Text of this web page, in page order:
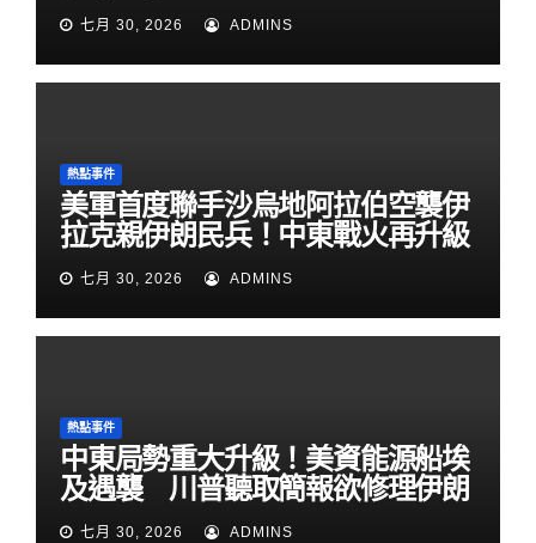
七月 30, 2026 ADMINS
熱點事件
美軍首度聯手沙烏地阿拉伯空襲伊
拉克親伊朗民兵！中東戰火再升級
七月 30, 2026 ADMINS
熱點事件
中東局勢重大升級！美資能源船埃
及遇襲 川普聽取簡報欲修理伊朗
七月 30, 2026 ADMINS